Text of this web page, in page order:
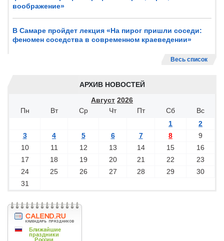
воображение»
В Самаре пройдет лекция «На пирог пришли соседи:
феномен соседства в современном краеведении»
Весь список
АРХИВ НОВОСТЕЙ
Август 2026
Пн
Вт Ср Чт Пт Сб
Вс
1
2
3
4 5 6 7 8
9
10
11 12 13 14 15
16
17
18 19 20 21 22
23
24
25 26 27 28 29
30
31